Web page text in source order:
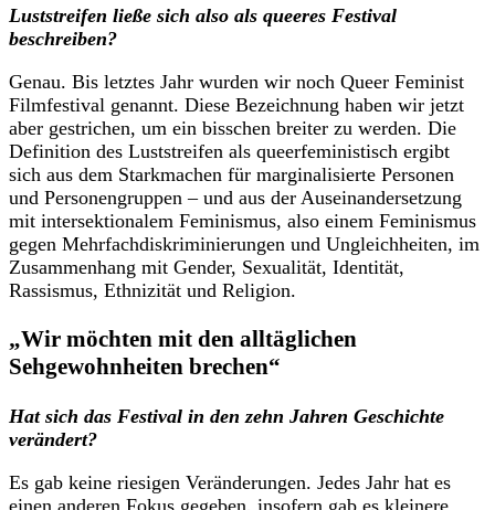
Luststreifen ließe sich also als queeres Festival
beschreiben?
Genau. Bis letztes Jahr wurden wir noch Queer Feminist
Filmfestival genannt. Diese Bezeichnung haben wir jetzt
aber gestrichen, um ein bisschen breiter zu werden. Die
Definition des Luststreifen als queerfeministisch ergibt
sich aus dem Starkmachen für marginalisierte Personen
und Personengruppen – und aus der Auseinandersetzung
mit intersektionalem Feminismus, also einem Feminismus
gegen Mehrfachdiskriminierungen und Ungleichheiten, im
Zusammenhang mit Gender, Sexualität, Identität,
Rassismus, Ethnizität und Religion.
„Wir möchten mit den alltäglichen
Sehgewohnheiten brechen“
Hat sich das Festival in den zehn Jahren Geschichte
verändert?
Es gab keine riesigen Veränderungen. Jedes Jahr hat es
einen anderen Fokus gegeben, insofern gab es kleinere